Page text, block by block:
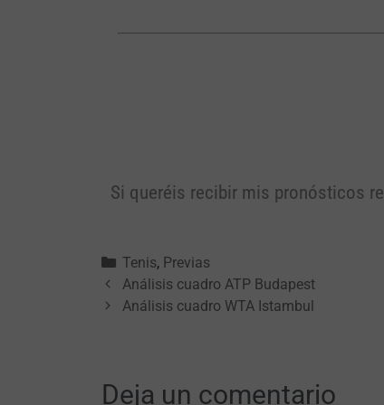
Si queréis recibir mis pronósticos
Tenis, Previas
Análisis cuadro ATP Budapest
Análisis cuadro WTA Istambul
Deja un comentario